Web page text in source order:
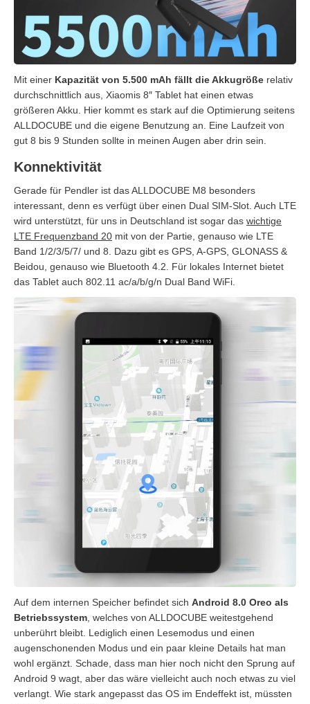
Mit einer Kapazität von 5.500 mAh fällt die Akkugröße relativ
durchschnittlich aus, Xiaomis 8″ Tablet hat einen etwas
größeren Akku. Hier kommt es stark auf die Optimierung seitens
ALLDOCUBE und die eigene Benutzung an. Eine Laufzeit von
gut 8 bis 9 Stunden sollte in meinen Augen aber drin sein.
Konnektivität
Gerade für Pendler ist das ALLDOCUBE M8 besonders
interessant, denn es verfügt über einen Dual SIM-Slot. Auch LTE
wird unterstützt, für uns in Deutschland ist sogar das wichtige
LTE Frequenzband 20 mit von der Partie, genauso wie LTE
Band 1/2/3/5/7/ und 8. Dazu gibt es GPS, A-GPS, GLONASS &
Beidou, genauso wie Bluetooth 4.2. Für lokales Internet bietet
das Tablet auch 802.11 ac/a/b/g/n Dual Band WiFi.
Auf dem internen Speicher befindet sich Android 8.0 Oreo als
Betriebssystem , welches von ALLDOCUBE weitestgehend
unberührt bleibt. Lediglich einen Lesemodus und einen
augenschonenden Modus und ein paar kleine Details hat man
wohl ergänzt. Schade, dass man hier noch nicht den Sprung auf
Android 9 wagt, aber das wäre vielleicht auch noch etwas zu viel
verlangt. Wie stark angepasst das OS im Endeffekt ist, müssten